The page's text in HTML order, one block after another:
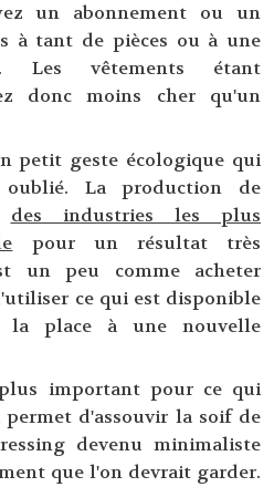
un abonnement ou un
à tant de pièces ou à une
Les vêtements étant
donc moins cher qu'un
petit geste écologique qui
La production de
des industries les plus
pour un résultat très
un peu comme acheter
ce qui est disponible
place à une nouvelle
important pour ce qui
permet d'assouvir la soif de
devenu minimaliste
que l'on devrait garder.